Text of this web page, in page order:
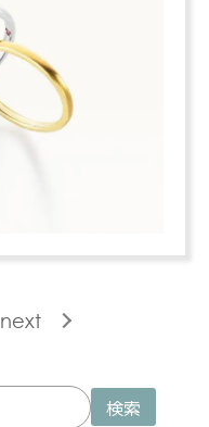
next
検索